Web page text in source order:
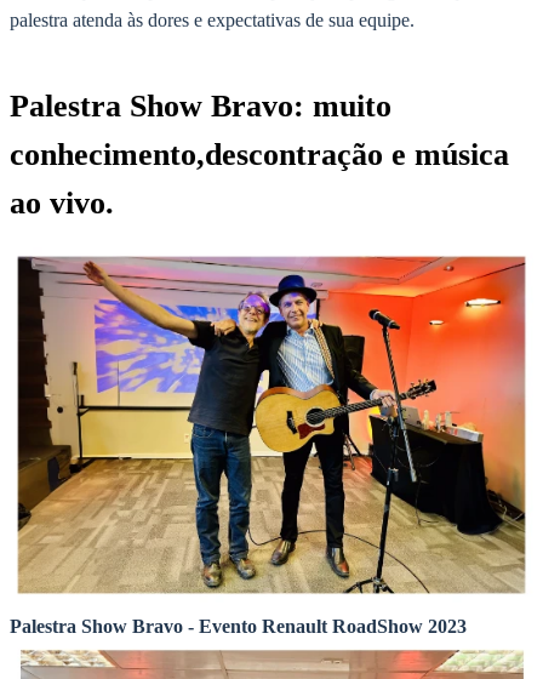
palestra atenda às dores e expectativas de sua equipe.
Palestra Show Bravo: muito
conhecimento,descontração e música
ao vivo.
Palestra Show Bravo - Evento Renault RoadShow 2023